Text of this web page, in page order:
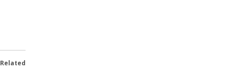
Related